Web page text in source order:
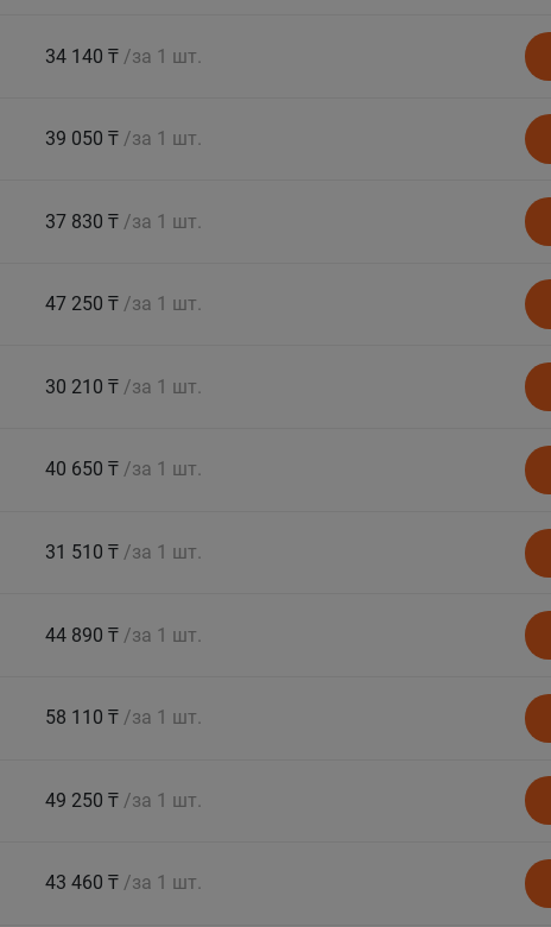
34 140 ₸ /за 1 шт.
39 050 ₸ /за 1 шт.
37 830 ₸ /за 1 шт.
47 250 ₸ /за 1 шт.
30 210 ₸ /за 1 шт.
40 650 ₸ /за 1 шт.
31 510 ₸ /за 1 шт.
44 890 ₸ /за 1 шт.
58 110 ₸ /за 1 шт.
49 250 ₸ /за 1 шт.
43 460 ₸ /за 1 шт.